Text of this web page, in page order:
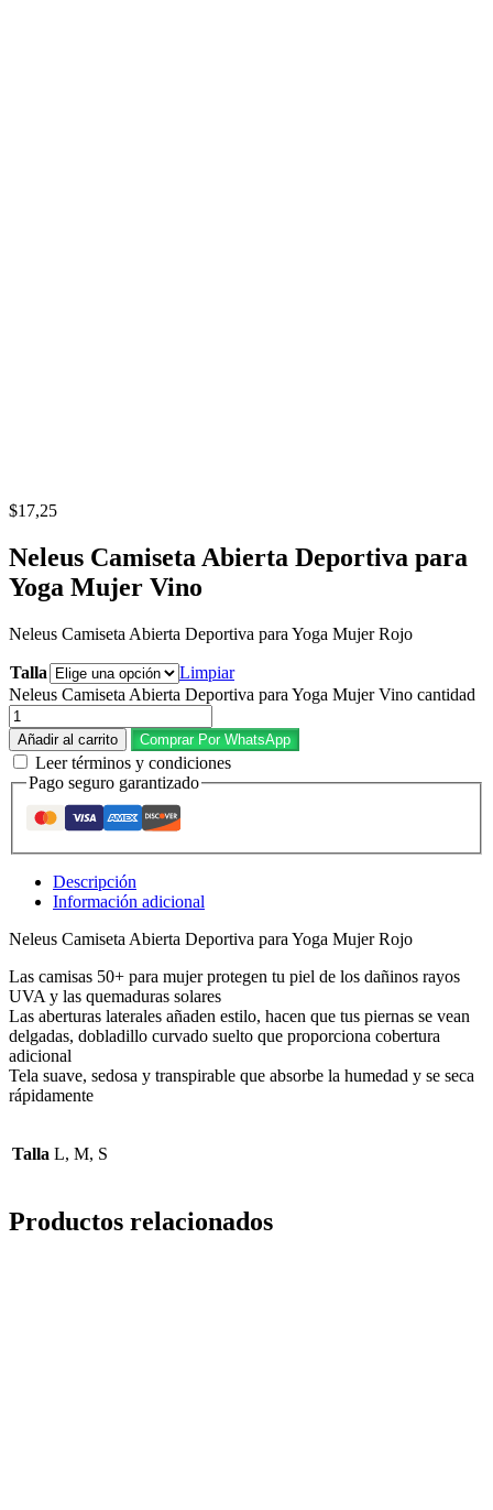
$17,25
Neleus Camiseta Abierta Deportiva para
Yoga Mujer Vino
Neleus Camiseta Abierta Deportiva para Yoga Mujer Rojo
Talla
Limpiar
Neleus Camiseta Abierta Deportiva para Yoga Mujer Vino cantidad
Añadir al carrito Comprar Por WhatsApp
Leer términos y condiciones
Pago seguro garantizado
Descripción
Información adicional
Neleus Camiseta Abierta Deportiva para Yoga Mujer Rojo
Las camisas 50+ para mujer protegen tu piel de los dañinos rayos
UVA y las quemaduras solares
Las aberturas laterales añaden estilo, hacen que tus piernas se vean
delgadas, dobladillo curvado suelto que proporciona cobertura
adicional
Tela suave, sedosa y transpirable que absorbe la humedad y se seca
rápidamente
Talla L, M, S
Productos relacionados